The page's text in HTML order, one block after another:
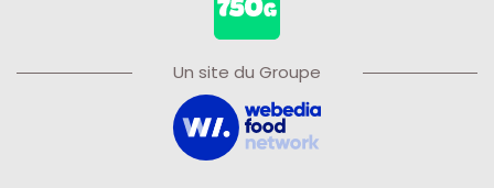
Un site du Groupe